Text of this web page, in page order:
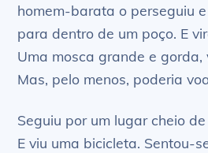
homem-barata o perseguiu
para dentro de um poço. E
Uma mosca grande e gorda,
Mas, pelo menos, poderia
Seguiu por um lugar cheio
E viu uma bicicleta. Sentou-